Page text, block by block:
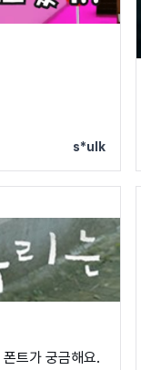
s*ulk
트가 궁금해요.